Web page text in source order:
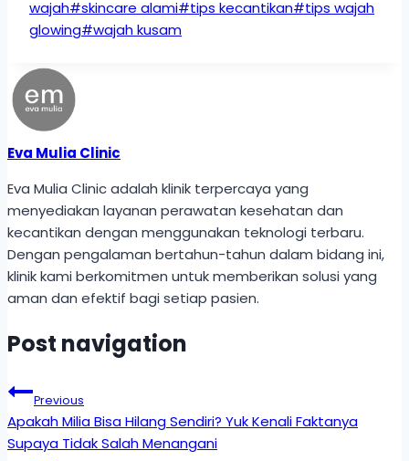
wajah#skincare alami#tips kecantikan#tips wajah
glowing#wajah kusam
Eva Mulia Clinic
Eva Mulia Clinic adalah klinik terpercaya yang
menyediakan layanan perawatan kesehatan dan
kecantikan dengan menggunakan teknologi terbaru.
Dengan pengalaman bertahun-tahun dalam bidang ini,
klinik kami berkomitmen untuk memberikan solusi yang
aman dan efektif bagi setiap pasien.
Post navigation
Previous
Apakah Milia Bisa Hilang Sendiri? Yuk Kenali Faktanya
Supaya Tidak Salah Menangani